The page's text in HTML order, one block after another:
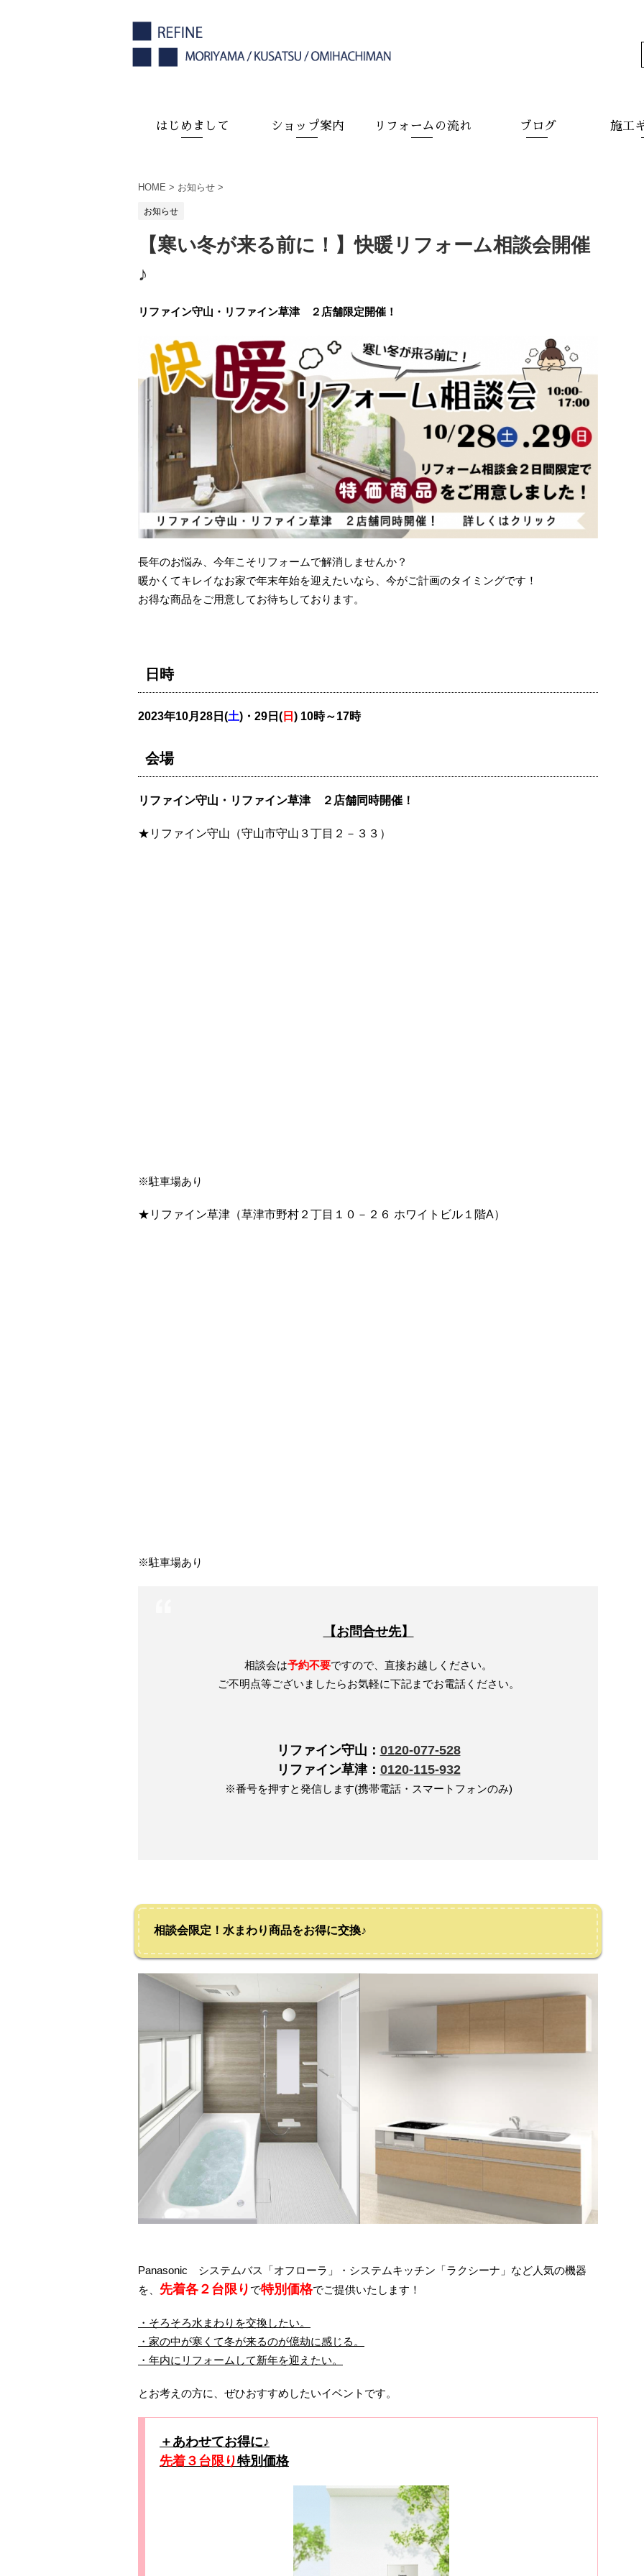
はじめまして ショップ案内 リフォームの流れ ブログ 施工
HOME > お知らせ >
お知らせ
【寒い冬が来る前に！】快暖リフォーム相談会開催
♪
リファイン守山・リファイン草津 ２店舗限定開催！
長年のお悩み、今年こそリフォームで解消しませんか？
暖かくてキレイなお家で年末年始を迎えたいなら、今がご計画のタイミングです！
お得な商品をご用意してお待ちしております。
日時
2023年10月28 日(土)・29日( 日 ) 10時～17時
会場
リファイン守山・リファイン草津 ２店舗同時開催！
★リファイン守山（守山市守山３丁目２－３３）
※駐車場あり
★リファイン草津（草津市野村２丁目１０－２６ ホワイトビル１階A）
※駐車場あり
【お問合せ先】
相談会は予約不要ですので、直接お越しください。
ご不明点等ございましたらお気軽に下記までお電話ください。
リファイン守山： 0120-077-528
リファイン草津： 0120-115-932
※番号を押すと発信します(携帯電話・スマートフォンのみ)
相談会限定！水まわり商品をお得に交換♪
Panasonic システムバス「オフローラ」・システムキッチン「ラクシーナ」など人気の機器
を、 先着各２台限り で特別価格でご提供いたします！
・そろそろ水まわりを交換したい。
・家の中が寒くて冬が来るのが億劫に感じる。
・年内にリフォームして新年を迎えたい。
とお考えの方に、ぜひおすすめしたいイベントです。
＋あわせてお得に♪
先着３台限り特別価格